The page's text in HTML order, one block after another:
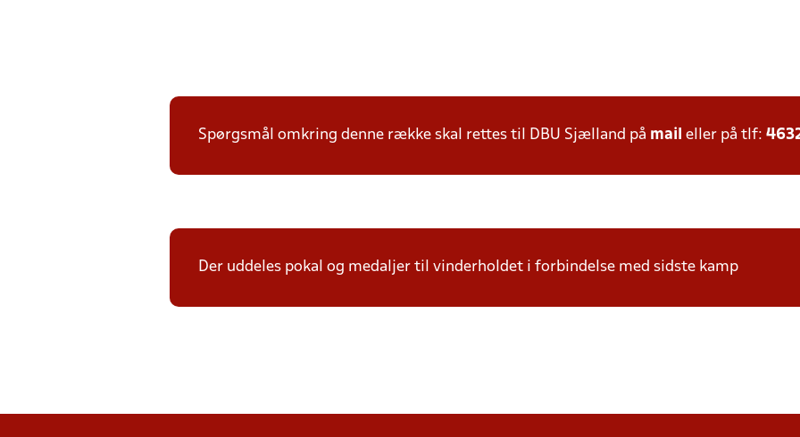
Spørgsmål omkring denne række skal rettes til DBU Sjælland på mail eller på tlf:
Der uddeles pokal og medaljer til vinderholdet i forbindelse med sidste kamp